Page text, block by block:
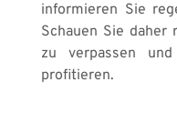
informieren Sie
Schauen Sie daher
zu verpassen
profitieren.